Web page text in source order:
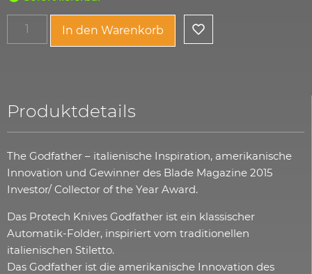
In den Warenkorb
Produktdetails
The Godfather – italienische Inspiration, amerikanische
Innovation und Gewinner des Blade Magazine 2015
Investor/ Collector of the Year Award.
Das Protech Knives Godfather ist ein klassischer
Automatik-Folder, inspiriert vom traditionellen
italienischen Stiletto.
Das Godfather ist die amerikanische Innovation des